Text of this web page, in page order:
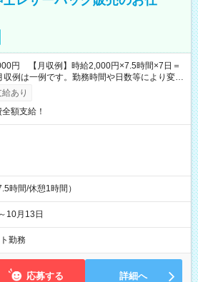
円 【月収例】時給2,000円×7.5時間×7日＝
例は一例です。勤務時間や日数等により変動
あり
額支給！
時間/休憩1時間）
10月13日
勤務
応募する 詳細へ